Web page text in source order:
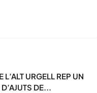
URGELL REP UN
DE...